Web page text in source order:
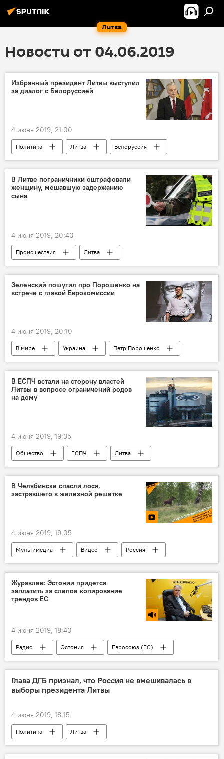
Литва
Новости от 04.06.2019
Избранный президент Литвы выступил
за диалог с Белоруссией
4 июня 2019, 21:00
Политика Литва
Белоруссия
Гитанас Науседа
В Литве пограничники оштрафовали
женщину, мешавшую задержанию
сына
4 июня 2019, 20:40
Происшествия
Литва
Государственная служба охраны государственной границы (VSAT)
Зеленский пошутил про Порошенко на
встрече с главой Еврокомиссии
4 июня 2019, 20:10
В мире Украина
Петр Порошенко
Владимир Зеленский
Жан-Клод Юнкер
В ЕСПЧ встали на сторону властей
Литвы в вопросе ограничений родов
на дому
4 июня 2019, 19:35
Общество ЕСПЧ
Литва
роды
беременность
В Челябинске спасли лося,
застрявшего в железной решетке
4 июня 2019, 19:05
Мультимедиа Видео
Россия
лось
Журавлев: Эстонии придется
заплатить за слепое копирование
трендов ЕС
4 июня 2019, 18:40
Радио Эстония
Евросоюз (ЕС)
родители
семья
Глава ДГБ признал, что Россия не вмешивалась в
выборы президента Литвы
4 июня 2019, 18:15
Политика
Литва
Департамент госбезопасности (ДГБ)
Россия